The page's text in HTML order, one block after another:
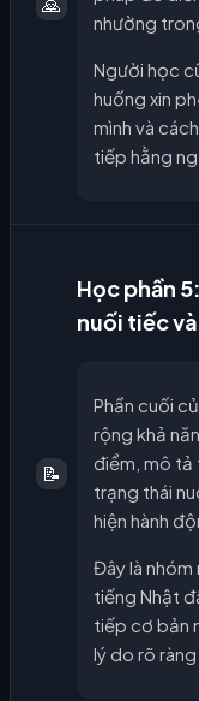
nhường
Người học
huống xin
mình và
tiếp hằng
📝
Học phần
nuối tiếc
Phần cuối
rộng khả
điểm, mô tả
trạng thái
hiện hành
Đây là
tiếng Nhật
tiếp cơ bản
lý do rõ ràng